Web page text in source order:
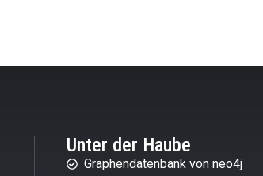
Unter der Haube
Graphendatenbank von neo4j